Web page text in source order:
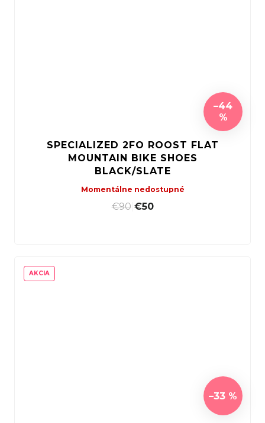
–44
%
SPECIALIZED 2FO ROOST FLAT
MOUNTAIN BIKE SHOES
BLACK/SLATE
Momentálne nedostupné
€90| €50
AKCIA
–33 %